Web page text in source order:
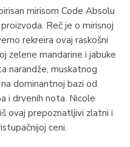
mirisom Code Absolu
Reč je o mirisnoj
rekreira ovaj raskošni
zelene mandarine i jabuke
narandže, muskatnog
dominantnoj bazi od
i drvenih nota. Nicole
ovaj prepoznatljivi zlatni i
ceni.